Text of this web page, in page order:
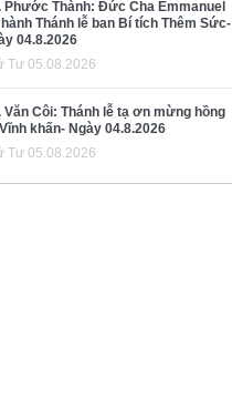
Phước Thành: Đức Cha Emmanuel
Thánh lễ ban Bí tích Thêm Sức-
04.8.2026
Tư 05.08.2026
Văn Côi: Thánh lễ tạ ơn mừng hồng
khấn- Ngày 04.8.2026
Tư 05.08.2026